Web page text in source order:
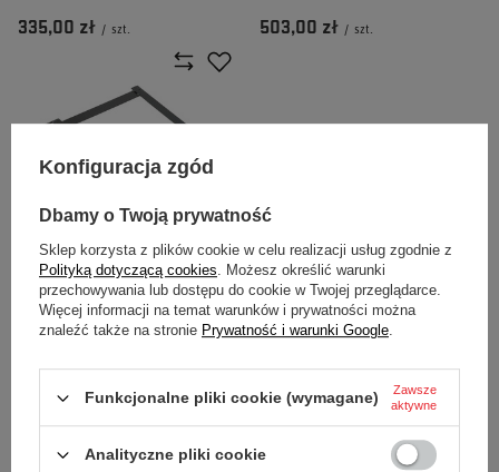
335,00 zł / szt. 503,00 zł / szt.
MOCOWANIE FOTELA SPARCO
DLA MITSUBISHI LANCER EVO
VII-VIII PRAWE
503,00 zł
Konfiguracja zgód
Dbamy o Twoją prywatność
Sklep korzysta z plików cookie w celu realizacji usług zgodnie z
Polityką dotyczącą cookies. Możesz określić warunki
przechowywania lub dostępu do cookie w Twojej przeglądarce.
Więcej informacji na temat warunków i prywatności można
znaleźć także na stronie Prywatność i warunki Google.
Funkcjonalne pliki cookie (wymagane)
Zawsze
aktywne
Analityczne pliki cookie